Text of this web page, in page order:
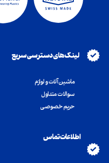
لینک های دسترسی سریع
اطلاعات تماس
ماشین آلات و لوازم
سوالات متداول
​​​​​​​حریم خصوصی